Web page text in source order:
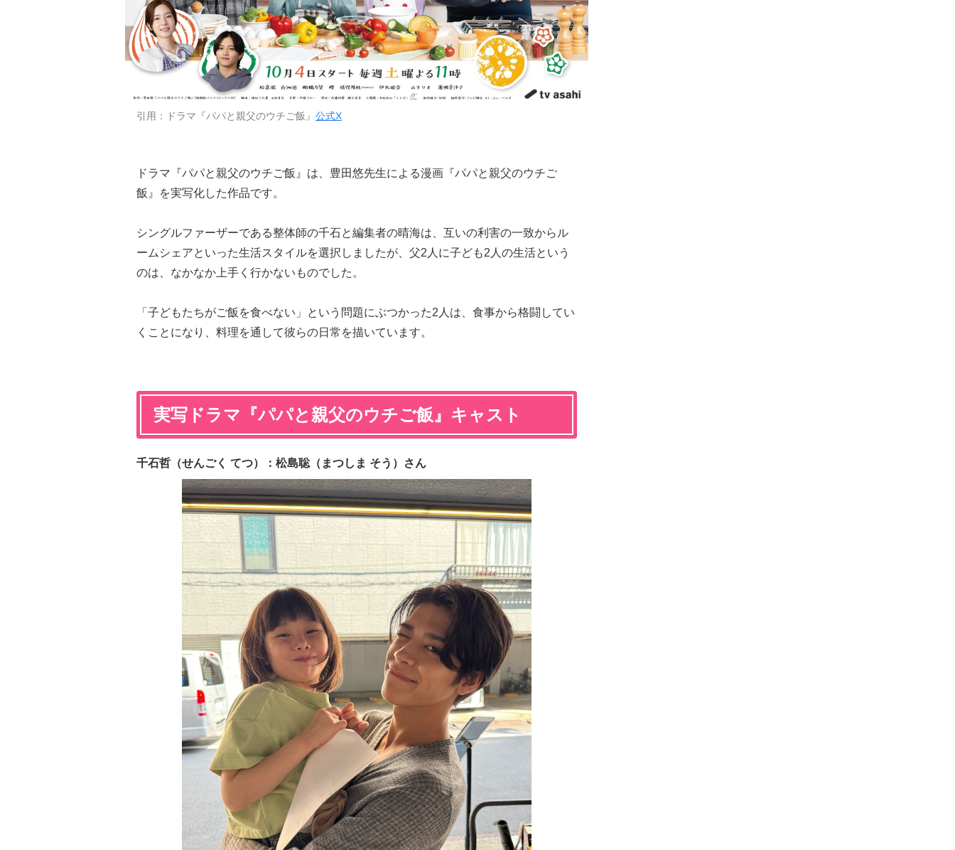
引用：ドラマ『パパと親父のウチご飯』 公式X
ドラマ『パパと親父のウチご飯』は、豊田悠先生による漫画『パパと親父のウチご
飯』を実写化した作品です。
シングルファーザーである整体師の千石と編集者の晴海は、互いの利害の一致からル
ームシェアといった生活スタイルを選択しましたが、父2人に子ども2人の生活という
のは、なかなか上手く行かないものでした。
「子どもたちがご飯を食べない」という問題にぶつかった2人は、食事から格闘してい
くことになり、料理を通して彼らの日常を描いています。
実写ドラマ『パパと親父のウチご飯』キャスト
千石哲（せんごく てつ）：松島聡（まつしま そう）さん